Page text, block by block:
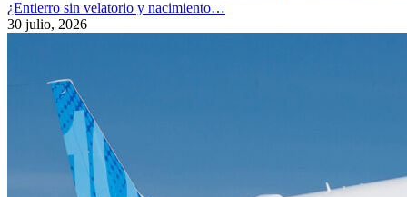
¿Entierro sin velatorio y nacimiento…
30 julio, 2026